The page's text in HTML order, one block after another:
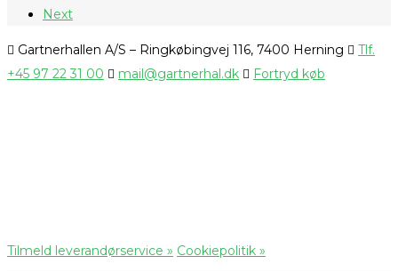
Next
Gartnerhallen A/S – Ringkøbingvej 116, 7400 Herning
Tlf.
+45 97 22 31 00
mail@gartnerhal.dk Fortryd køb
Tilmeld leverandørservice » Cookiepolitik »